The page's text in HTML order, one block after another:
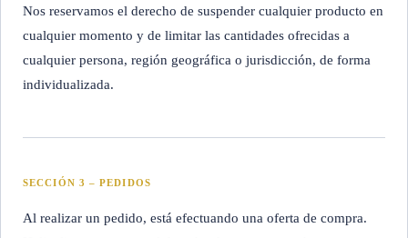
Nos reservamos el derecho de suspender cualquier producto en
cualquier momento y de limitar las cantidades ofrecidas a
cualquier persona, región geográfica o jurisdicción, de forma
individualizada.
SECCIÓN 3 – PEDIDOS
Al realizar un pedido, está efectuando una oferta de compra.